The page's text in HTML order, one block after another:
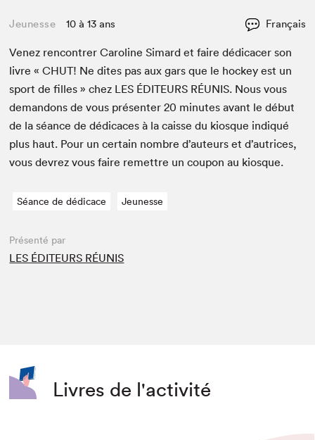
Jeunesse 10 à 13 ans Français
Venez ren­con­tr­er Car­o­line Simard et faire dédi­cac­er son
livre «CHUT! Ne dites pas aux gars que le hock­ey est un
sport de filles » chez LES ÉDI­TEURS RÉU­NIS. Nous vous
deman­dons de vous présen­ter20 min­utes avant le début
de la séance de dédi­caces à la caisse du kiosque indiqué
plus haut. Pour un cer­tain nom­bre d’auteurs et d’autrices,
vous devrez vous faire remet­tre un coupon au kiosque.
Séance de dédicace Jeunesse
Présenté par
LES ÉDITEURS RÉUNIS
Livres de l'activité